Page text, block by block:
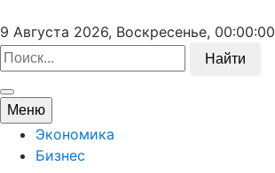
9 Августа 2026, Воскресенье, 00:00:00
Найти
Меню
Экономика
Бизнес